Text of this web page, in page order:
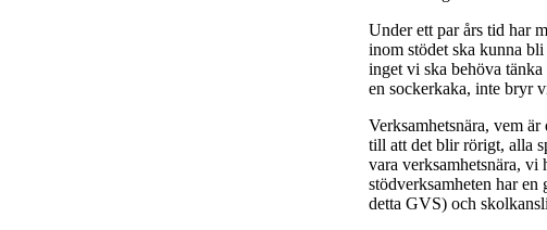
Under ett par års tid har
inom stödet ska kunna
inget vi ska behöva
en sockerkaka, inte bryr
Verksamhetsnära, vem
till att det blir rörigt, alla
vara verksamhetsnära,
stödverksamheten har
detta GVS) och